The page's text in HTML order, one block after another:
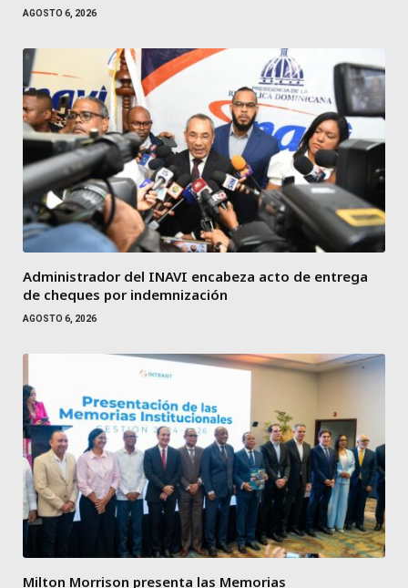
AGOSTO 6, 2026
Administrador del INAVI encabeza acto de entrega
de cheques por indemnización
AGOSTO 6, 2026
Milton Morrison presenta las Memorias